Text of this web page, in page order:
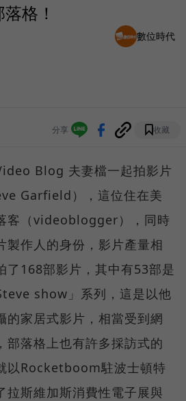
格！
數位時代
分享 收藏
Blog 夫妻檔一起拍影片
Garfield），這位住在美
客（videoblogger），同時
製作人的身份，影片產量相
了168部影片，其中有53部是
show」系列，這是以他
的家居式影片，相當受到網
部落格上也有許多採訪式的
以Rocketboom駐波士頓特
拉斯維加斯消費性電子展與